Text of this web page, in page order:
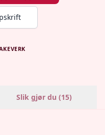
Slik gjør du (15)